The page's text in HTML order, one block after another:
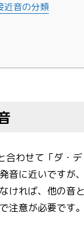
近音の分類
合わせて「ダ・
音に近いですが
ければ、他の音
注意が必要です